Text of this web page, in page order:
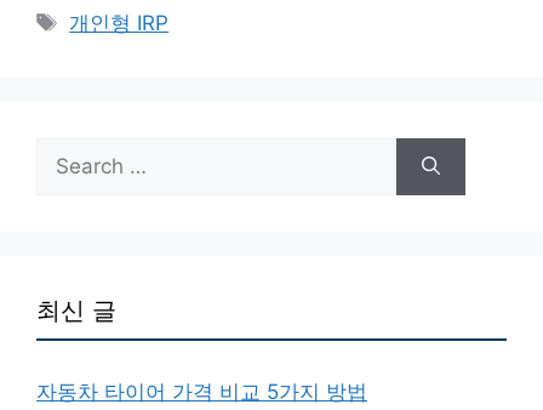
Tags
개인형 IRP
for:
최신 글
자동차 타이어 가격 비교 5가지 방법